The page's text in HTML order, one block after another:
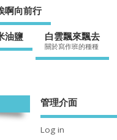
啊向前行
油鹽 白雲飄來飄去
關於寫作班的種種
管理介面
Log in